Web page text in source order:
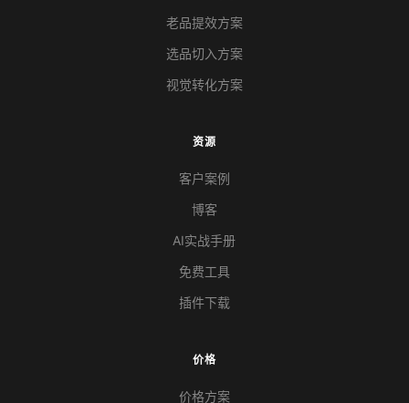
老品提效方案
选品切入方案
视觉转化方案
资源
客户案例
博客
AI实战手册
免费工具
插件下载
价格
价格方案